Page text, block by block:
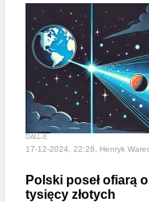
DALL-E
17-12-2024, 22:28, Henryk
Polski poseł ofiarą
tysięcy złotych